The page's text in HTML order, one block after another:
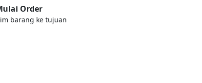
Order
barang ke tujuan